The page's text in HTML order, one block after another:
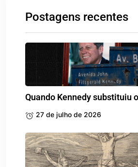
Postagens recentes
Quando Kennedy substituiu
27 de julho de 2026